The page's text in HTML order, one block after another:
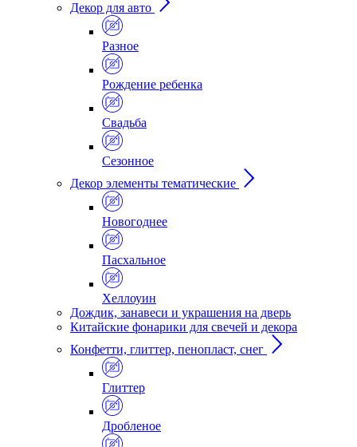
Декор для авто
Разное
Рождение ребенка
Свадьба
Сезонное
Декор элементы тематические
Новогоднее
Пасхальное
Хеллоуин
Дождик, занавеси и украшения на дверь
Китайские фонарики для свечей и декора
Конфетти, глиттер, пенопласт, снег
Глиттер
Дробленое